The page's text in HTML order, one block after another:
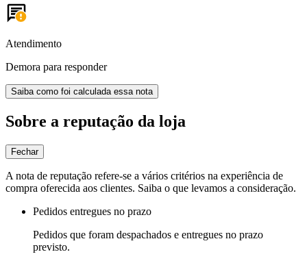
Atendimento
Demora para responder
Saiba como foi calculada essa nota
Sobre a reputação da loja
Fechar
A nota de reputação refere-se a vários critérios na experiência de
compra oferecida aos clientes. Saiba o que levamos a consideração.
Pedidos entregues no prazo
Pedidos que foram despachados e entregues no prazo
previsto.